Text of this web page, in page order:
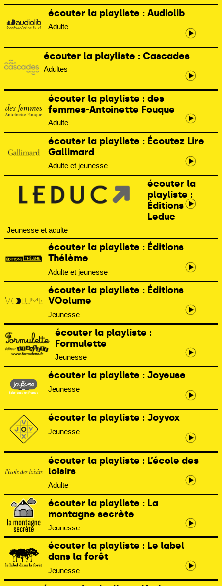
écouter la playliste : Audiolib
Adulte
écouter la playliste : Cascades
Adultes
écouter la playliste : des
femmes-Antoinette Fouque
Adulte
écouter la playliste : Écoutez Lire
Gallimard
Adulte et jeunesse
écouter la
playliste :
Éditions
Leduc
Jeunesse et adulte
écouter la playliste : Éditions
Thélème
Adulte et jeunesse
écouter la playliste : Éditions
VOolume
Jeunesse
écouter la playliste :
Formulette
Jeunesse
écouter la playliste : Joyeuse
Jeunesse
écouter la playliste : Joyvox
Jeunesse
écouter la playliste : L’école des
loisirs
Adulte
écouter la playliste : La
montagne secrète
Jeunesse
écouter la playliste : Le label
dans la forêt
Jeunesse